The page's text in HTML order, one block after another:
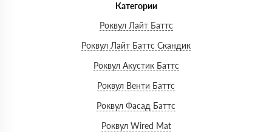
Категории
Роквул Лайт Баттс
Роквул Лайт Баттс Скандик
Роквул Акустик Баттс
Роквул Венти Баттс
Роквул Фасад Баттс
Роквул Wired Mat